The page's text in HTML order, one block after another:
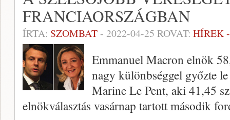
FRANCIAORSZÁGBAN
ÍRTA: SZOMBAT- 2022-04-25 ROVAT: HÍREK
Emmanuel Macron elnök
nagy különbséggel győzte
Marine Le Pent, aki 41,45
elnökválasztás vasárnap tartott második